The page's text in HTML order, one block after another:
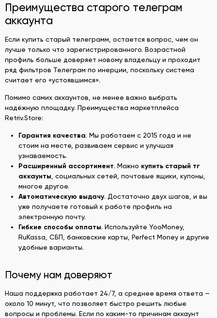
Преимущества старого телеграм
аккаунта
Если купить старый телеграмм, остается вопрос, чем он
лучше только что зарегистрированного. Возрастной
профиль больше доверяет новому владельцу и проходит
ряд фильтров Телеграм по инерции, поскольку система
считает его «устоявшимся».
Помимо самих аккаунтов, не менее важно выбрать
надёжную площадку. Преимущества маркетплейса
Retriv.Store:
Гарантия качества. Мы работаем с 2015 года и не
стоим на месте, развиваем сервис и улучшая
узнаваемость.
Расширенный ассортимент. Можно купить старый тг
аккаунты , социальных сетей, почтовые ящики, купоны,
многое другое.
Автоматическую выдачу. Достаточно двух шагов, и вы
уже получаете готовый к работе профиль на
электронную почту.
Гибкие способы оплаты. Используйте YooMoney,
RuKassa, СБП, банковские карты, Perfect Money и другие
удобные варианты.
Почему нам доверяют
Наша поддержка работает 24/7, а среднее время ответа —
около 10 минут, что позволяет быстро решить любые
вопросы и проблемы. Если по каким-то причинам аккаунт